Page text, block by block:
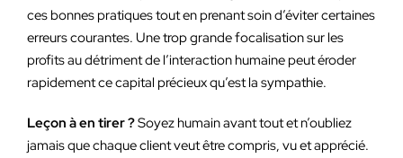
ces bonnes pratiques tout en prenant soin d’éviter certaines
erreurs courantes. Une trop grande focalisation sur les
profits au détriment de l’interaction humaine peut éroder
rapidement ce capital précieux qu’est la sympathie.
Leçon à en tirer ?Soyez humain avant tout et n’oubliez
jamais que chaque client veut être compris, vu et apprécié.